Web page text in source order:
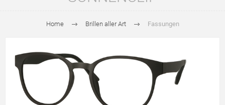
Home Brillen aller Art Fassungen